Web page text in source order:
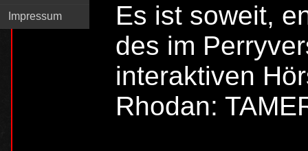
Impressum
Es ist soweit,
des im
interaktiven
Rhodan: